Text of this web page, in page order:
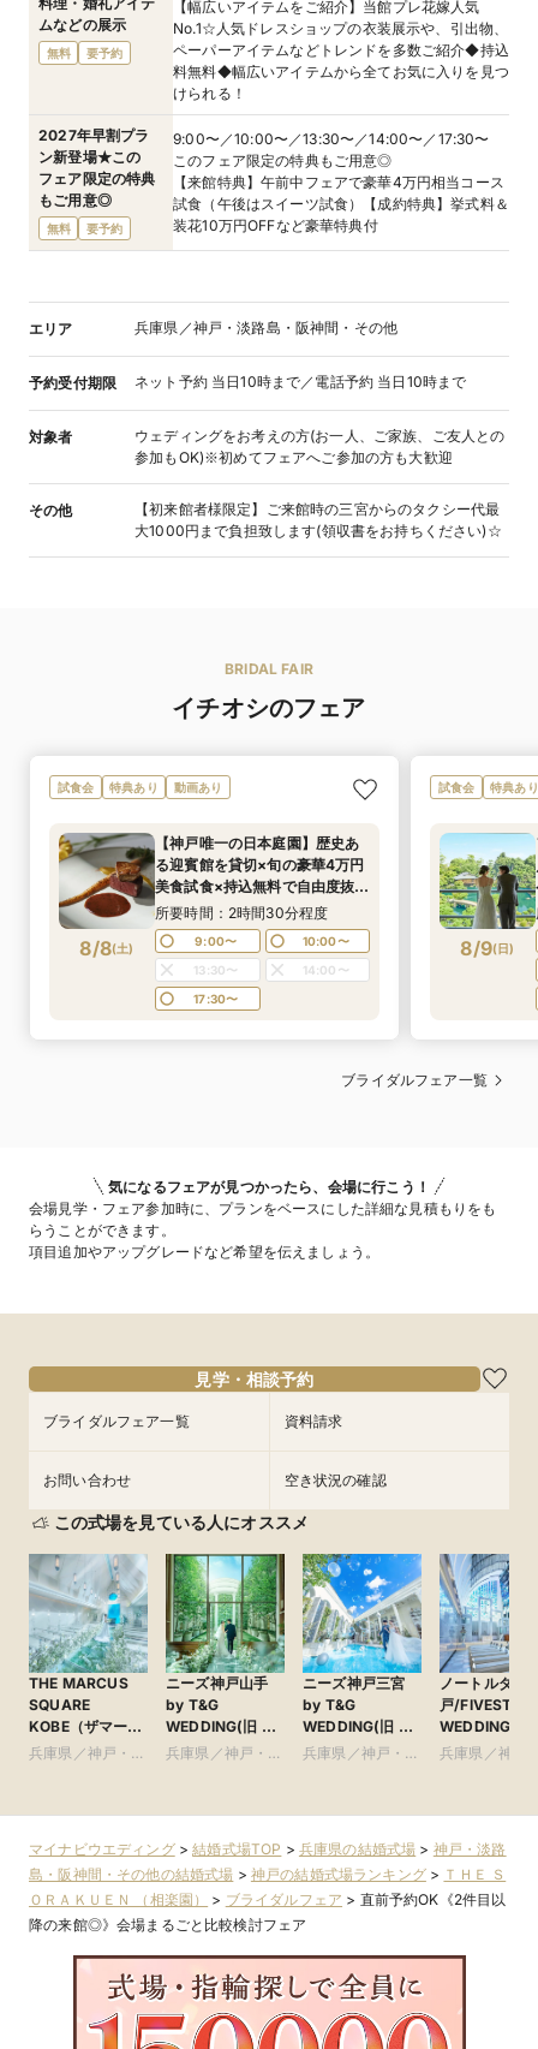
ムなどの展示
無料 要予約
【幅広いアイテムをご紹介】当館プレ花嫁人気
No.1☆人気ドレスショップの衣装展示や、引出物、
ペーパーアイテムなどトレンドを多数ご紹介◆持込
料無料◆幅広いアイテムから全てお気に入りを見つ
けられる！
2027年早割プラ
ン新登場★この
フェア限定の特典
もご用意◎
無料 要予約
9:00〜／10:00〜／13:30〜／14:00〜／17:30〜
このフェア限定の特典もご用意◎
【来館特典】午前中フェアで豪華4万円相当コース
試食（午後はスイーツ試食）【成約特典】挙式料＆
装花10万円OFFなど豪華特典付
エリア 兵庫県／神戸・淡路島・阪神間・その他
予約受付期限 ネット予約 当日10時まで／電話予約 当日10時まで
対象者
ウェディングをお考えの方(お一人、ご家族、ご友人との
参加もOK)※初めてフェアへご参加の方も大歓迎
その他
【初来館者様限定】ご来館時の三宮からのタクシー代最
大1000円まで負担致します(領収書をお持ちください)☆
BRIDAL FAIR
イチオシのフェア
試食会 特典あり 動画あり
8/8(土)
【神戸唯一の日本庭園】歴史あ
る迎賓館を貸切×旬の豪華4万円
美食試食×持込無料で自由度抜群
×豪華特典付
所要時間：2時間30分程度
9:00〜
10:00〜
13:30〜
14:00〜
17:30〜
試食会 特典あり
8/9(日)
ブライダルフェア一覧
気になるフェアが見つかったら、会場に行こう！
会場見学・フェア参加時に、プランをベースにした詳細な見積もりをも
らうことができます。
項目追加やアップグレードなど希望を伝えましょう。
見学・相談予約
ブライダルフェア一覧 資料請求
お問い合わせ 空き状況の確認
この式場を見ている人にオススメ
THE MARCUS
SQUARE
KOBE（ザマーカ
ススクエアコウ
兵庫県／神戸・淡
ニーズ神戸山手
by T&G
WEDDING(旧 山
手迎賓館 神戸)
兵庫県／神戸・淡
ニーズ神戸三宮
by T&G
WEDDING(旧 ベ
イサイド迎賓館
兵庫県／神戸・淡
ノートルダム
戸/FIVESTAR
WEDDING
兵庫県／神戸
マイナビウエディング>結婚式場TOP > 兵庫県の結婚式場 > 神戸・淡路
島・阪神間・その他の結婚式場 > 神戸の結婚式場ランキング> ＴＨＥ Ｓ
ＯＲＡＫＵＥＮ （相楽園）
> ブライダルフェア > 直前予約OK《2件目以
降の来館◎》会場まるごと比較検討フェア